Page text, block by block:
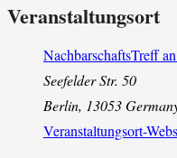
Veranstaltungsort
NachbarschaftsTreff
Seefelder Str. 50
Berlin, 13053
Veranstaltungsort-